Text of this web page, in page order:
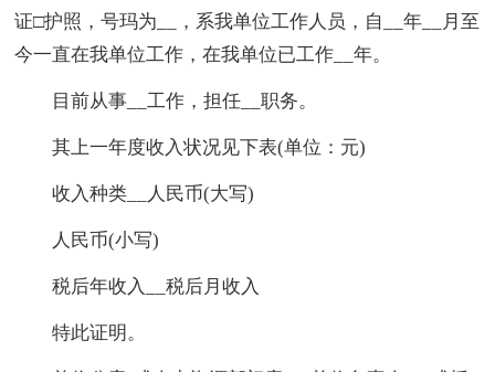
证□护照，号玛为__，系我单位工作人员，自__年__月至
今一直在我单位工作，在我单位已工作__年。
目前从事__工作，担任__职务。
其上一年度收入状况见下表(单位：元)
收入种类__人民币(大写)
人民币(小写)
税后年收入__税后月收入
特此证明。